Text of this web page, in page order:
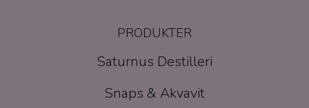
PRODUKTER
Saturnus Destilleri
Snaps & Akvavit